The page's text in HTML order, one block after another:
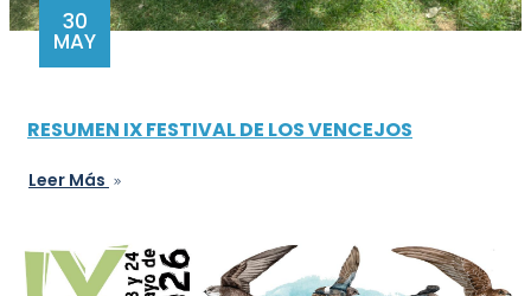
30
MAY
RESUMEN IX FESTIVAL DE LOS VENCEJOS
Leer Más